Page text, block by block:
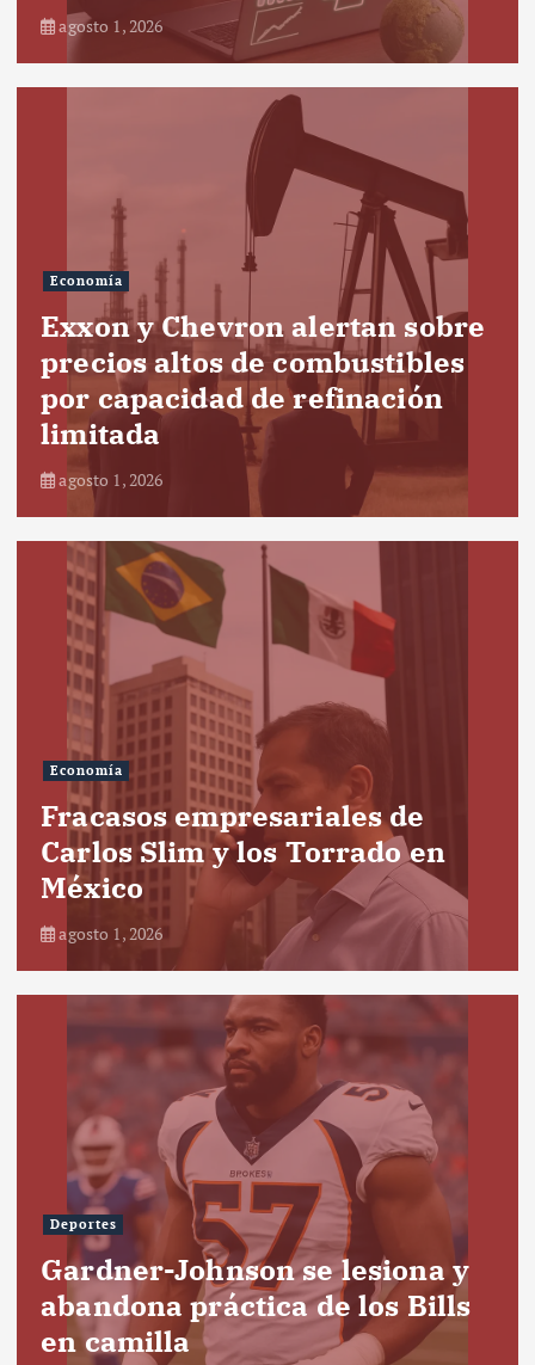
agosto 1, 2026
Economía
Exxon y Chevron alertan sobre
precios altos de combustibles
por capacidad de refinación
limitada
agosto 1, 2026
Economía
Fracasos empresariales de
Carlos Slim y los Torrado en
México
agosto 1, 2026
Deportes
Gardner-Johnson se lesiona y
abandona práctica de los Bills
en camilla